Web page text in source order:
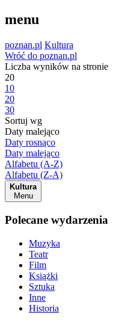
menu
poznan.pl Kultura
Wróć do poznan.pl
Liczba wyników na stronie
20
10
20
30
Sortuj wg
Daty malejąco
Daty rosnąco
Daty malejąco
Alfabetu (A-Z)
Alfabetu (Z-A)
Kultura
Menu
Polecane wydarzenia
Muzyka
Teatr
Film
Książki
Sztuka
Inne
Historia